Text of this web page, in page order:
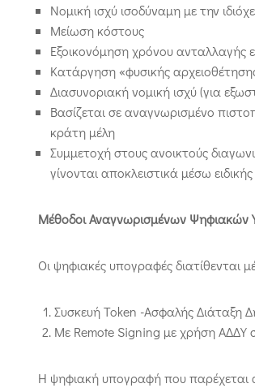
Νομική ισχύ ισοδύναμη με την
Μείωση κόστους
Εξοικονόμηση χρόνου ανταλλαγής
Κατάργηση «φυσικής
Διασυνοριακή νομική ισχύ (για
Βασίζεται σε αναγνωρισμένο
κράτη μέλη
Συμμετοχή στους ανοικτούς
γίνονται αποκλειστικά μέσω
Μέθοδοι Αναγνωρισμένων
Οι ψηφιακές υπογραφές
Συσκευή Token -Ασφαλής Διάταξη
Με Remote Signing με χρήση ΑΔΔΥ
Η ψηφιακή υπογραφή που παρέχεται